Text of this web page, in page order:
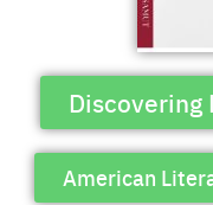
Discovering
American